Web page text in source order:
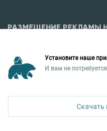
РАЗМЕЩЕНИЕ РЕКЛАМЫ
Уральская палата
ул. Горького, 65, 0 подъезд, 3
Установите наше
И вам не
Скачать